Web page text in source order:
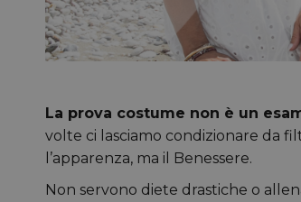
La prova costume non è un
volte ci lasciamo condizionare da
l’apparenza, ma il Benessere.
Non servono diete drastiche o